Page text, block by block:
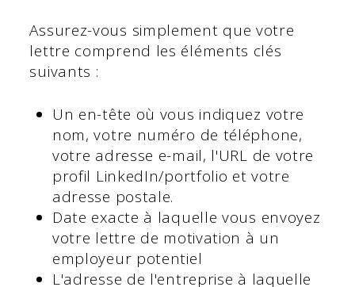
Assurez-vous simplement que votre
lettre comprend les éléments clés
suivants :
Un en-tête où vous indiquez votre
nom, votre numéro de téléphone,
votre adresse e-mail, l'URL de votre
profil LinkedIn/portfolio et votre
adresse postale.
Date exacte à laquelle vous envoyez
votre lettre de motivation à un
employeur potentiel
L'adresse de l'entreprise à laquelle